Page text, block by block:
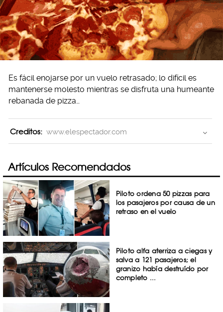
Es fácil enojarse por un vuelo retrasado; lo difícil es
mantenerse molesto mientras se disfruta una humeante
rebanada de pizza…
Creditos: www.elespectador.com
Artículos Recomendados
Piloto ordena 50 pizzas para
los pasajeros por causa de un
retraso en el vuelo
Piloto alfa aterriza a ciegas y
salva a 121 pasajeros; el
granizo había destruído por
completo ...